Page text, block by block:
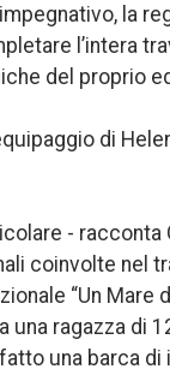
la
l’intera
del proprio
di
- racconta
coinvolte nel
“Un
ragazza di
una barca